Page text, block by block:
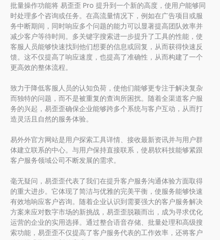
批量操作功能将 易歪歪 Pro 提升到一个新的高度，使用户能够同
时处理多个咨询或任务。在高流量情况下，例如在广告项目或服
务中断期间，同时响应多个问题的能力可以显著提高团队效率并
减少客户等待时间。多关键字搜索进一步提升了工具的性能，使
客服人员能够快速找到他们想要的信息或回复，从而获得快速反
馈。这不仅提高了响应速度，也提高了准确性，从而构建了一个
更高效的整体流程。
致力于降低客服人员的认知负荷，使他们能够更专注于解决复杂
而独特的问题，而不是被重复的查询所困扰。随着全渠道客户服
务的兴起，易歪歪确保企业能够跨多个系统与客户互动，从而打
造灵活且自然的服务体验。
易外外官方网站是用户探索工具详情、接收最新资讯并与用户群
体建立联系的中心。与用户保持直接联系，使易软科技能够紧跟
客户服务领域公司不断发展的需求。
毫无疑问，易歪歪代表了我们在提升客户服务沟通体验方面取得
的重大进步。它体现了简洁与优雅的完美平衡，使服务能够快速
有效地响应客户咨询。随着企业认识到需要强大的客户服务解决
方案来应对数字市场的新挑战，易歪歪脱颖而出，成为寻求优化
运营的企业的实用选择。通过整合语音存储、批量处理和高级搜
索功能，易歪歪不仅提高了客户服务代表的工作效率，还将客户